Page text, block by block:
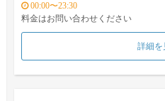
00:00〜23:30
料金はお問い合わせください
詳細を